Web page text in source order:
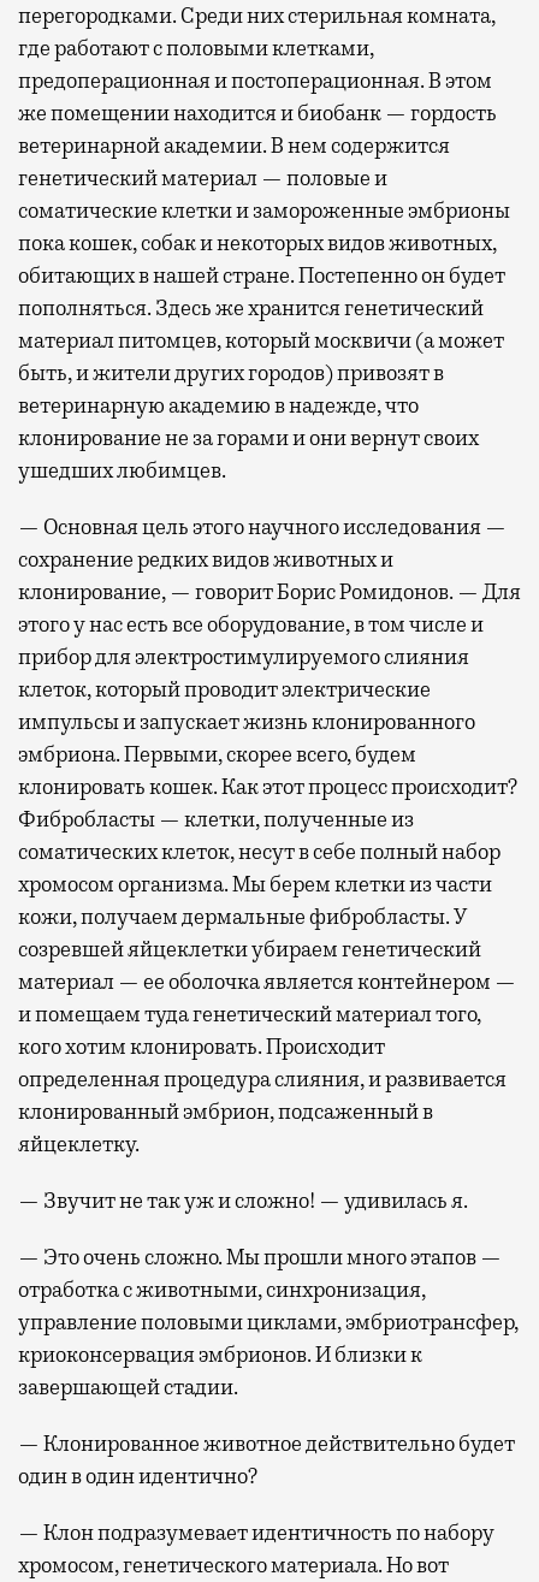
перегородками. Среди них стерильная комната,
где работают с половыми клетками,
предоперационная и постоперационная. В этом
же помещении находится и биобанк — гордость
ветеринарной академии. В нем содержится
генетический материал — половые и
соматические клетки и замороженные эмбрионы
пока кошек, собак и некоторых видов животных,
обитающих в нашей стране. Постепенно он будет
пополняться. Здесь же хранится генетический
материал питомцев, который москвичи (а может
быть, и жители других городов) привозят в
ветеринарную академию в надежде, что
клонирование не за горами и они вернут своих
ушедших любимцев.
— Основная цель этого научного исследования —
сохранение редких видов животных и
клонирование, — говорит Борис Ромидонов. — Для
этого у нас есть все оборудование, в том числе и
прибор для электростимулируемого слияния
клеток, который проводит электрические
импульсы и запускает жизнь клонированного
эмбриона. Первыми, скорее всего, будем
клонировать кошек. Как этот процесс происходит?
Фибробласты — клетки, полученные из
соматических клеток, несут в себе полный набор
хромосом организма. Мы берем клетки из части
кожи, получаем дермальные фибробласты. У
созревшей яйцеклетки убираем генетический
материал — ее оболочка является контейнером —
и помещаем туда генетический материал того,
кого хотим клонировать. Происходит
определенная процедура слияния, и развивается
клонированный эмбрион, подсаженный в
яйцеклетку.
— Звучит не так уж и сложно! — удивилась я.
— Это очень сложно. Мы прошли много этапов —
отработка с животными, синхронизация,
управление половыми циклами, эмбриотрансфер,
криоконсервация эмбрионов. И близки к
завершающей стадии.
— Клонированное животное действительно будет
один в один идентично?
— Клон подразумевает идентичность по набору
хромосом, генетического материала. Но вот